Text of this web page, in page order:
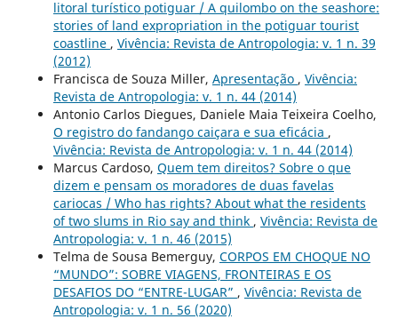
litoral turístico potiguar / A quilombo on the seashore:
stories of land expropriation in the potiguar tourist
coastline , Vivência: Revista de Antropologia: v. 1 n. 39
(2012)
Francisca de Souza Miller, Apresentação , Vivência:
Revista de Antropologia: v. 1 n. 44 (2014)
Antonio Carlos Diegues, Daniele Maia Teixeira Coelho,
O registro do fandango caiçara e sua eficácia ,
Vivência: Revista de Antropologia: v. 1 n. 44 (2014)
Marcus Cardoso, Quem tem direitos? Sobre o que
dizem e pensam os moradores de duas favelas
cariocas / Who has rights? About what the residents
of two slums in Rio say and think , Vivência: Revista de
Antropologia: v. 1 n. 46 (2015)
Telma de Sousa Bemerguy, CORPOS EM CHOQUE NO
“MUNDO”: SOBRE VIAGENS, FRONTEIRAS E OS
DESAFIOS DO “ENTRE-LUGAR” , Vivência: Revista de
Antropologia: v. 1 n. 56 (2020)